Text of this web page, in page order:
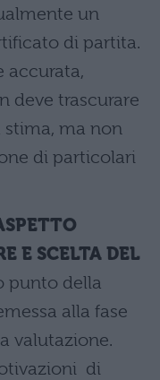
un
di partita.
accurata,
deve trascurare
ma non
di particolari
E SCELTA DEL
punto della
alla fase
valutazione.
di